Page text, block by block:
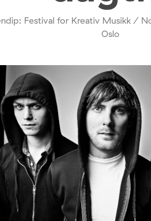
Festival for Kreativ Musikk /
Oslo